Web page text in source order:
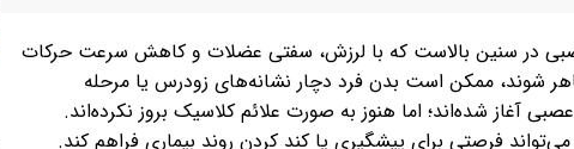
عصبی در سنین بالاست که با لرزش، سفتی عضلات و کاهش سرعت حرکات
شوند، ممکن است بدن فرد دچار نشانه‌های زودرس یا مرحله
آغاز شده‌اند؛ اما هنوز به صورت علائم کلاسیک بروز نکرده‌اند.
فرصتی برای پیشگیری یا کند کردن روند بیماری فراهم کند.